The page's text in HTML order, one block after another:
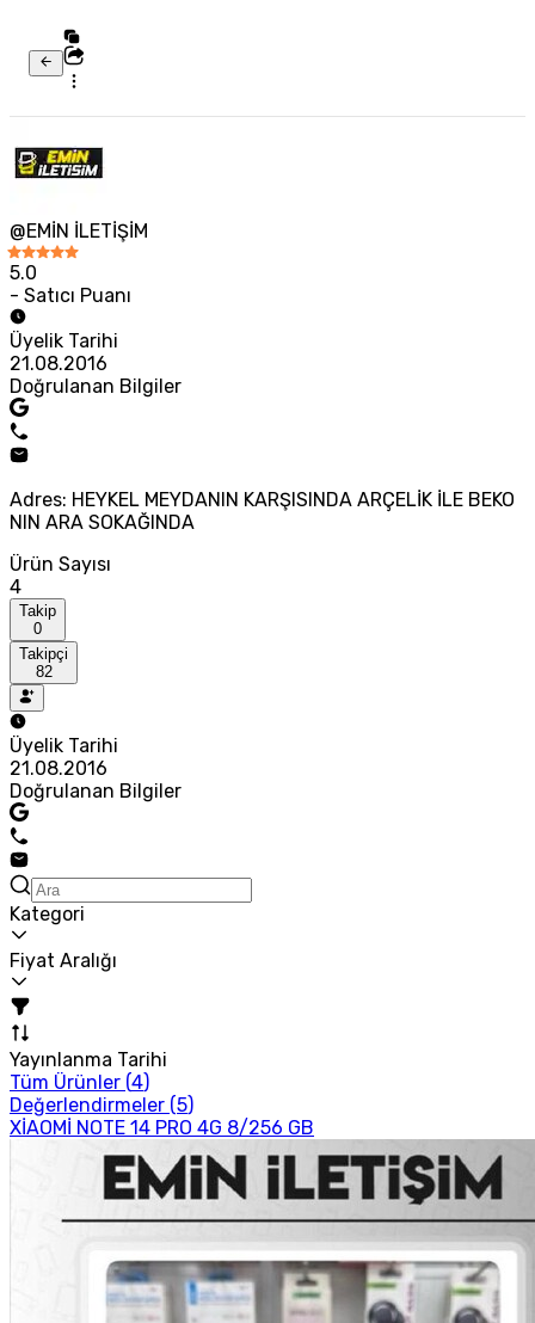
@EMİN İLETİŞİM
5.0
- Satıcı Puanı
Üyelik Tarihi
21.08.2016
Doğrulanan Bilgiler
Adres: HEYKEL MEYDANIN KARŞISINDA ARÇELİK İLE BEKO
NIN ARA SOKAĞINDA
Ürün Sayısı
4
Takip
0
Takipçi
82
Üyelik Tarihi
21.08.2016
Doğrulanan Bilgiler
Kategori
Fiyat Aralığı
Yayınlanma Tarihi
Tüm Ürünler (4)
Değerlendirmeler (5)
XİAOMİ NOTE 14 PRO 4G 8/256 GB